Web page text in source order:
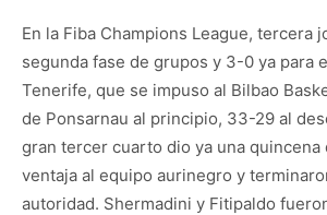
En la Fiba Champions League, tercera
segunda fase de grupos y 3-0 ya para
Tenerife, que se impuso al Bilbao
de Ponsarnau al principio, 33-29 al
gran tercer cuarto dio ya una quincena
ventaja al equipo aurinegro y
autoridad. Shermadini y Fitipaldo